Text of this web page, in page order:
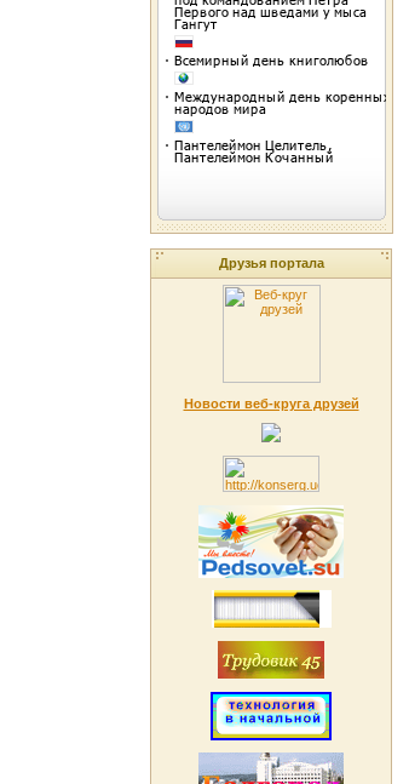
Друзья портала
Новости веб-круга друзей